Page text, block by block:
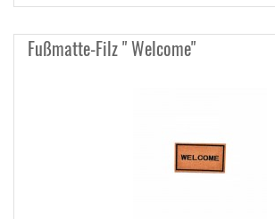
Fußmatte-Filz " Welcome"